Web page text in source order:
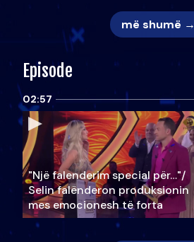
më shumë →
Episode
02:57
"Një falenderim special për…"/
Selin falënderon produksionin
mes emocionesh të forta